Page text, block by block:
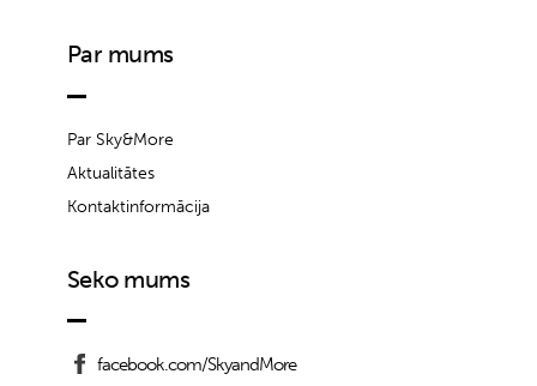
Par mums
Par Sky&More
Aktualitātes
Kontaktinformācija
Seko mums
facebook.com/SkyandMore